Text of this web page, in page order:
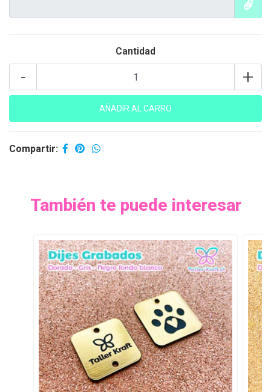
Cantidad
+
-
Compartir:
También te puede interesar